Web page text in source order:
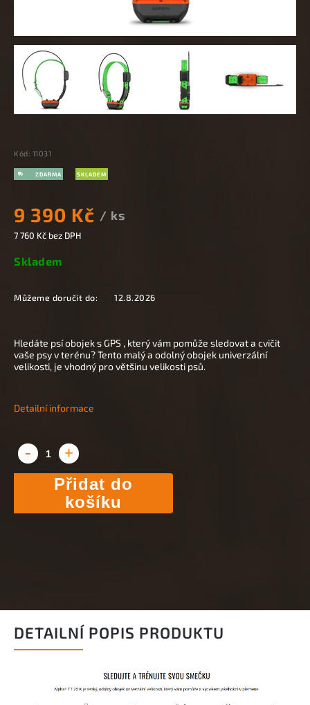
Kód: 11031
SKLADEM
9 390 Kč / ks
7 760 Kč bez DPH
Skladem
Můžeme doručit do: 12.8.2026
Přidat do
košíku
Hledáte psí obojek s GPS , který vám pomůže sledovat a cvičit
vaše psy v terénu? Tento malý a odolný obojek univerzální
velikosti, je vhodný pro většinu velikosti psů.
Detailní informace
DETAILNÍ POPIS PRODUKTU